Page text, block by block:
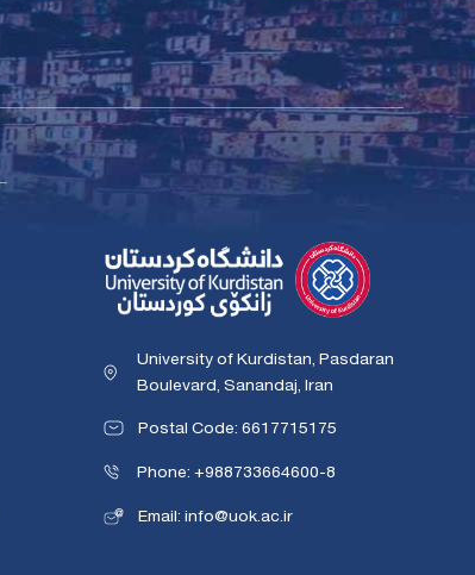
University of Kurdistan, Pasdaran
Boulevard, Sanandaj, Iran
Postal Code: 6617715175
Phone: +988733664600-8
Email: info@uok.ac.ir